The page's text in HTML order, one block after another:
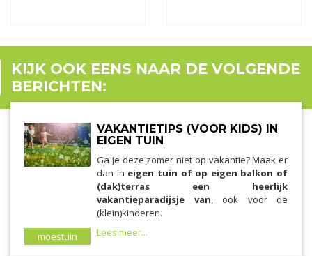
KIJK OOK EENS NAAR DE VOLGENDE
BERICHTEN:
moestuin
VAKANTIETIPS (VOOR KIDS) IN
EIGEN TUIN
Ga je deze zomer niet op vakantie? Maak er
dan in eigen tuin of op eigen balkon of
(dak)terras een heerlijk
vakantieparadijsje van, ook voor de
(klein)kinderen.
Lees meer...